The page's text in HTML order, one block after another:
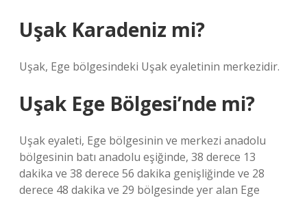
Uşak Karadeniz mi?
Uşak, Ege bölgesindeki Uşak eyaletinin merkezidir.
Uşak Ege Bölgesi’nde mi?
Uşak eyaleti, Ege bölgesinin ve merkezi anadolu
bölgesinin batı anadolu eşiğinde, 38 derece 13
dakika ve 38 derece 56 dakika genişliğinde ve 28
derece 48 dakika ve 29 bölgesinde yer alan Ege